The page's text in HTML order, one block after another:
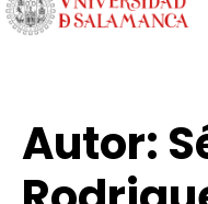
Autor: